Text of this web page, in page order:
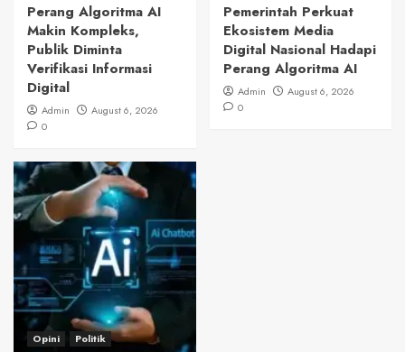
Perang Algoritma AI
Makin Kompleks,
Publik Diminta
Verifikasi Informasi
Digital
Admin
August 6, 2026
0
Pemerintah Perkuat
Ekosistem Media
Digital Nasional Hadapi
Perang Algoritma AI
Admin
August 6, 2026
0
Opini Politik